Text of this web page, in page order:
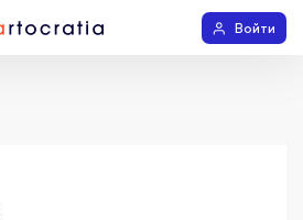
Войти